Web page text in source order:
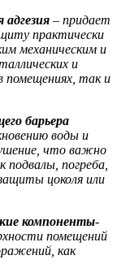
адгезия – придает
практически
механическим и
и
помещениях, так и
барьера
воды и
что важно
погреба,
цоколя или
компоненты-
помещений
как